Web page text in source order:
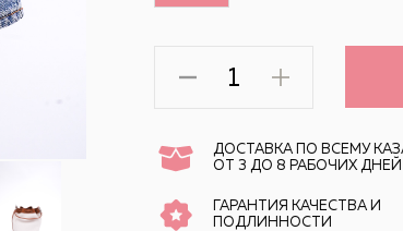
ДОСТАВКА ПО ВСЕМУ
ОТ 3 ДО 8 РАБОЧИХ ДНЕЙ
ГАРАНТИЯ КАЧЕСТВА И
ПОДЛИННОСТИ